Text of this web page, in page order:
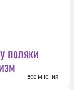
поляки
все мнения